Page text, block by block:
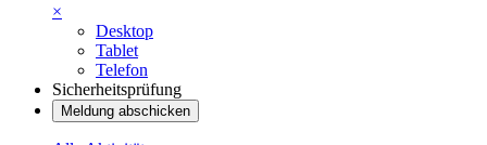
×
Desktop
Tablet
Telefon
Sicherheitsprüfung
Meldung abschicken